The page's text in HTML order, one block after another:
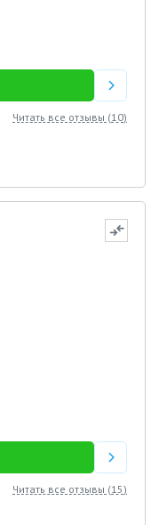
Читать все отзывы (10)
Читать все отзывы (15)